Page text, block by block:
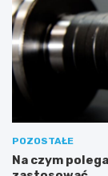
POZOSTAŁE
Na czym